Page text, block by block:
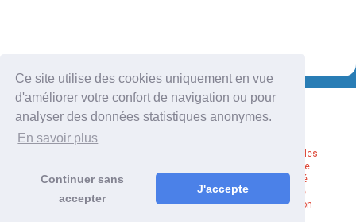
Ce site utilise des cookies uniquement en vue
d'améliorer votre confort de navigation ou pour
analyser des données statistiques anonymes.
En savoir plus
Continuer sans
accepter
J'accepte
Mentions légales
Politique de
confidentialité
Plan du site
Administration